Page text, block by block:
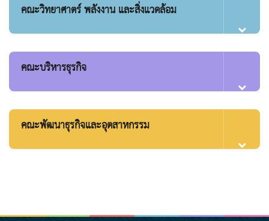
คณะวิทยาศาตร์ พลังงาน และสิ่งแวดล้อม
คณะบริหารธุรกิจ
คณะพัฒนาธุรกิจและอุตสาหกรรม